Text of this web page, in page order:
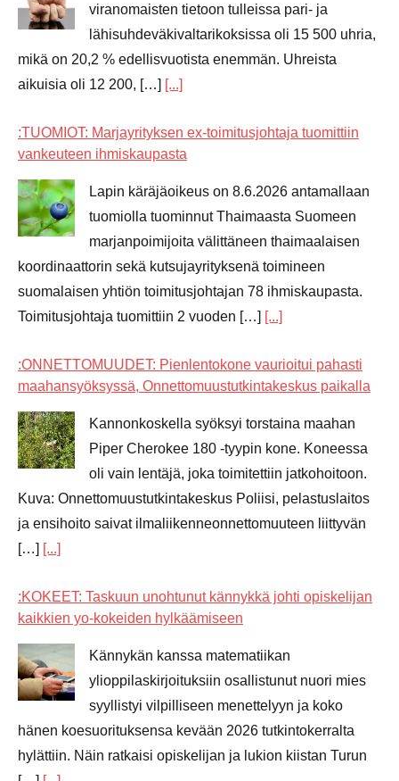
viranomaisten tietoon tulleissa pari- ja
lähisuhdeväkivaltarikoksissa oli 15 500 uhria,
mikä on 20,2 % edellisvuotista enemmän. Uhreista
aikuisia oli 12 200, […] [...]
:TUOMIOT: Marjayrityksen ex-toimitusjohtaja tuomittiin
vankeuteen ihmiskaupasta
Lapin käräjäoikeus on 8.6.2026 antamallaan
tuomiolla tuominnut Thaimaasta Suomeen
marjanpoimijoita välittäneen thaimaalaisen
koordinaattorin sekä kutsujayrityksenä toimineen
suomalaisen yhtiön toimitusjohtajan 78 ihmiskaupasta.
Toimitusjohtaja tuomittiin 2 vuoden […] [...]
:ONNETTOMUUDET: Pienlentokone vaurioitui pahasti
maahansyöksyssä, Onnettomuustutkintakeskus paikalla
Kannonkoskella syöksyi torstaina maahan
Piper Cherokee 180 -tyypin kone. Koneessa
oli vain lentäjä, joka toimitettiin jatkohoitoon.
Kuva: Onnettomuustutkintakeskus Poliisi, pelastuslaitos
ja ensihoito saivat ilmaliikenneonnettomuuteen liittyvän
[…] [...]
:KOKEET: Taskuun unohtunut kännykkä johti opiskelijan
kaikkien yo-kokeiden hylkäämiseen
Kännykän kanssa matematiikan
ylioppilaskirjoituksiin osallistunut nuori mies
syyllistyi vilpilliseen menettelyyn ja koko
hänen koesuorituksensa kevään 2026 tutkintokerralta
hylättiin. Näin ratkaisi opiskelijan ja lukion kiistan Turun